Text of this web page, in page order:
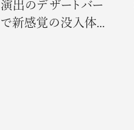
演出のデザートバー
で新感覚の没入体